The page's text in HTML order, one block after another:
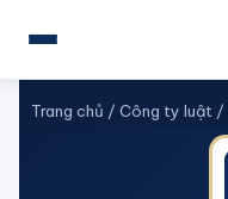
Trang chủ / Công ty luật /